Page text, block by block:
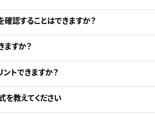
認することはできますか？
ますか？
トできますか？
を教えてください